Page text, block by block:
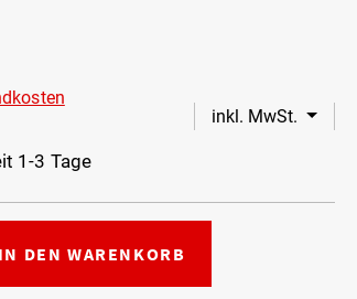
inkl. MwSt.
1-3 Tage
IN DEN WARENKORB